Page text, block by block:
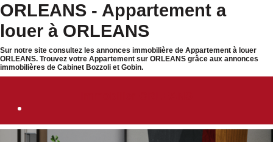
ORLEANS - Appartement a
louer à ORLEANS
Sur notre site consultez les annonces immobilière de Appartement à louer
ORLEANS. Trouvez votre Appartement sur ORLEANS grâce aux annonces
immobilières de Cabinet Bozzoli et Gobin.